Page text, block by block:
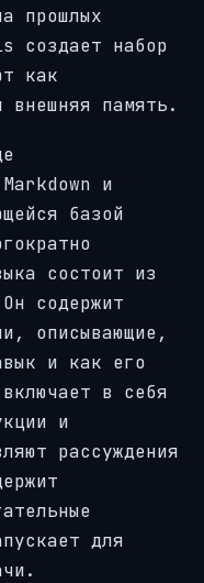
прошлых
создает набор
как
внешняя память.
и
базой
состоит из
содержит
описывающие,
и как его
в себя
и
рассуждения
для